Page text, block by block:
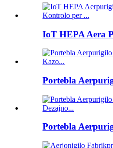
IoT HEPA Aera
Portebla
Portebla